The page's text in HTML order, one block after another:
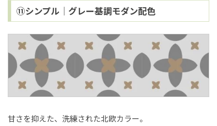
⑪シンプル｜グレー基調モダン配色
甘さを抑えた、洗練された北欧カラー。